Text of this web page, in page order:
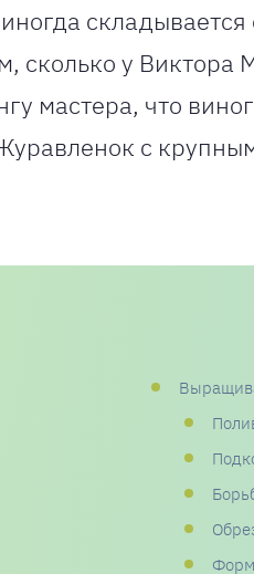
сколько у Виктора
мастера, что
с